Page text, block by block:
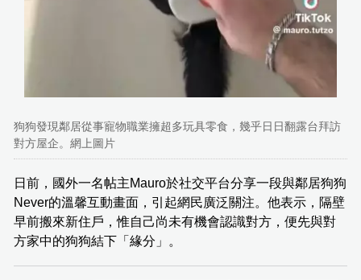
狗狗發現鄰居從事寵物職業擁超多玩具零食，幾乎日日翻露台拜訪
對方屋企。網上圖片
日前，國外一名帖主Mauro於社交平台分享一段與鄰居狗狗
Never的溫馨互動畫面，引起網民廣泛關注。他表示，隔壁
早前搬來新住戶，惟自己尚未有機會認識對方，便先與對
方家中的狗狗結下「緣分」。